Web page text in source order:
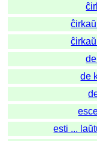
de
esti ...